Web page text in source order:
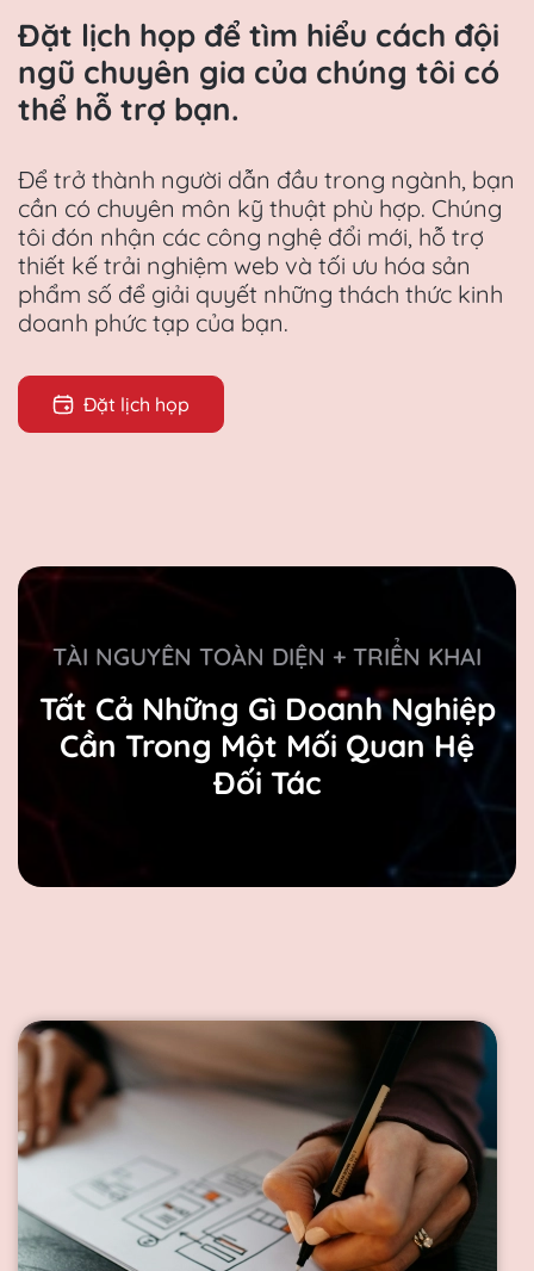
Đặt lịch họp để tìm hiểu cách đội
ngũ chuyên gia của chúng tôi có
thể hỗ trợ bạn.
Để trở thành người dẫn đầu trong ngành, bạn
cần có chuyên môn kỹ thuật phù hợp. Chúng
tôi đón nhận các công nghệ đổi mới, hỗ trợ
thiết kế trải nghiệm web và tối ưu hóa sản
phẩm số để giải quyết những thách thức kinh
doanh phức tạp của bạn.
Đặt lịch họp
TÀI NGUYÊN TOÀN DIỆN + TRIỂN KHAI
Tất Cả Những Gì Doanh Nghiệp
Cần Trong Một Mối Quan Hệ
Đối Tác